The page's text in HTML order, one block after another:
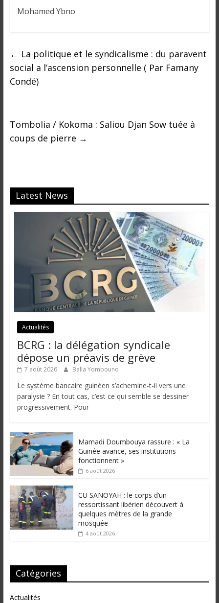
Mohamed Ybno
← La politique et le syndicalisme : du paravent
social a l’ascension personnelle ( Par Famany
Condé)
Tombolia / Kokoma : Saliou Djan Sow tuée à
coups de pierre →
Latest News
Actualités
BCRG : la délégation syndicale
dépose un préavis de grève
7 août 2026 Balla Yombouno
Le système bancaire guinéen s’achemine-t-il vers une
paralysie ? En tout cas, c’est ce qui semble se dessiner
progressivement. Pour
Mamadi Doumbouya rassure : « La
Guinée avance, ses institutions
fonctionnent »
6 août 2026
CU SANOYAH : le corps d’un
ressortissant libérien découvert à
quelques mètres de la grande
mosquée
4 août 2026
Catégories
Actualités